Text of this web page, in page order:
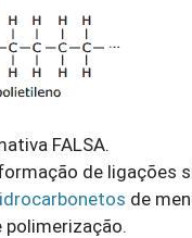
FALSA.
de ligações
de
polimerização.